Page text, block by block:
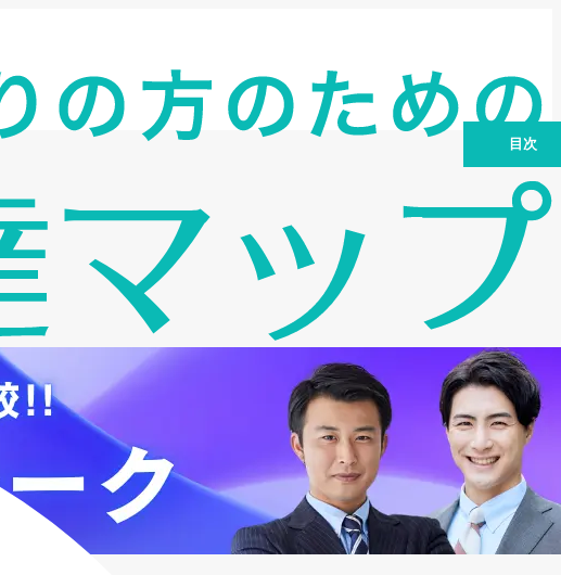
目次
情報とサービス概要
第2章 DMCファクタリングの口コミ・
評判から見える利用場面
第3章 DMCファクタリングと他社サー
ビスを比較｜5つの軸で違いを確認
第4章 DMCファクタリングの申込から
第5章 DMCファクタリングで審査に落
ちる可能性があるケースと対策
第6章 DMCファクタリングを利用する
前に確認すべき注意点
第7章 よくある質問
第8章 まとめ｜DMCファクタリングは